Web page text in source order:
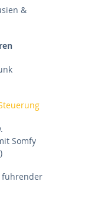
&
Somfy
führender